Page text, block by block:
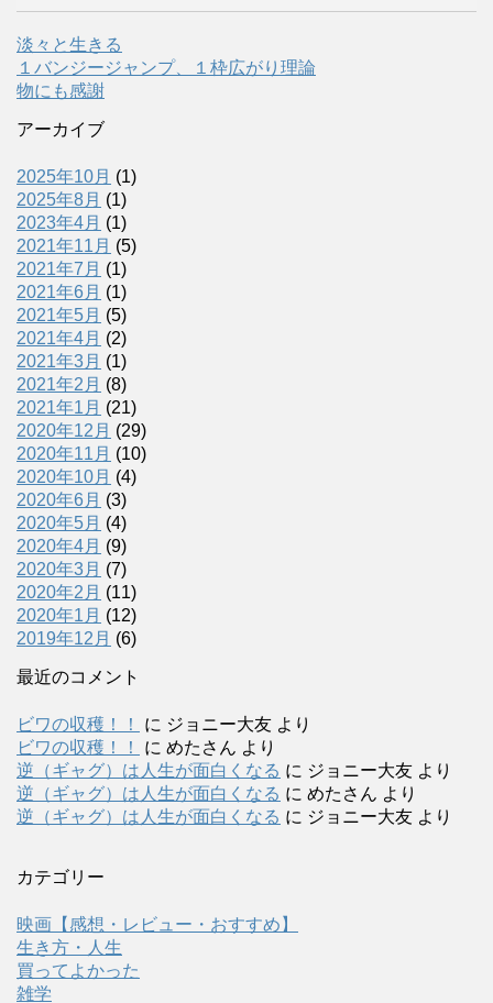
淡々と生きる
１バンジージャンプ、１枠広がり理論
物にも感謝
アーカイブ
2025年10月 (1)
2025年8月 (1)
2023年4月 (1)
2021年11月 (5)
2021年7月 (1)
2021年6月 (1)
2021年5月 (5)
2021年4月 (2)
2021年3月 (1)
2021年2月 (8)
2021年1月 (21)
2020年12月 (29)
2020年11月 (10)
2020年10月 (4)
2020年6月 (3)
2020年5月 (4)
2020年4月 (9)
2020年3月 (7)
2020年2月 (11)
2020年1月 (12)
2019年12月 (6)
最近のコメント
ビワの収穫！！ に ジョニー大友 より
ビワの収穫！！
に めたさん より
逆（ギャグ）は人生が面白くなる に ジョニー大友 より
逆（ギャグ）は人生が面白くなる に めたさん より
逆（ギャグ）は人生が面白くなる に ジョニー大友 より
カテゴリー
映画【感想・レビュー・おすすめ】
生き方・人生
買ってよかった
雑学